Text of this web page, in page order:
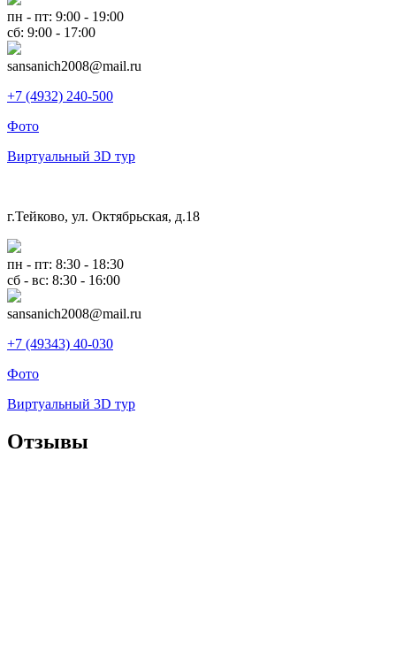
пн - пт: 9:00 - 19:00
сб: 9:00 - 17:00
sansanich2008@mail.ru
+7 (4932) 240-500
Фото
Виртуальный 3D тур
г.Тейково, ул. Октябрьская, д.18
пн - пт: 8:30 - 18:30
сб - вс: 8:30 - 16:00
sansanich2008@mail.ru
+7 (49343) 40-030
Фото
Виртуальный 3D тур
Отзывы